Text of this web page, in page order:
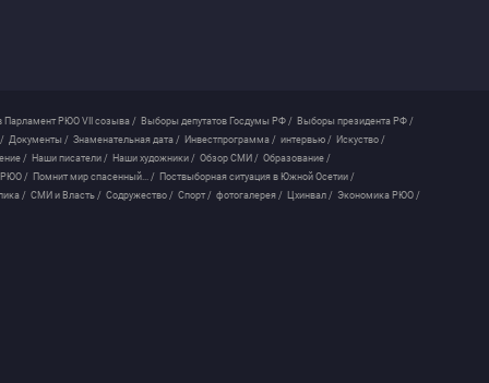
Парламент РЮО VII созыва / Выборы депутатов Госдумы РФ / Выборы президента РФ /
/ Документы / Знаменательная дата / Инвестпрограмма / интервью / Искуство /
/ Наши писатели / Наши художники / Обзор СМИ / Образование /
РЮО / Помнит мир спасенный... / Поствыборная ситуация в Южной Осетии /
/ СМИ и Власть / Содружество / Спорт / фотогалерея / Цхинвал / Экономика РЮО /